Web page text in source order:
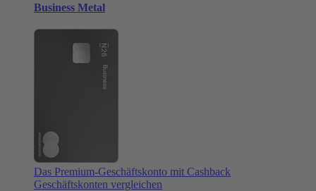
Business Metal
Das Premium-Geschäftskonto mit Cashback
Geschäftskonten vergleichen